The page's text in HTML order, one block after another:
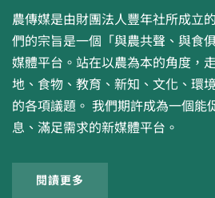
農傳媒是由財團法人豐年社所成立
們的宗旨是一個「與農共聲、與食
媒體平台。站在以農為本的角度，
地、食物、教育、新知、文化、環
的各項議題。 我們期許成為一個
息、滿足需求的新媒體平台。
閱讀更多